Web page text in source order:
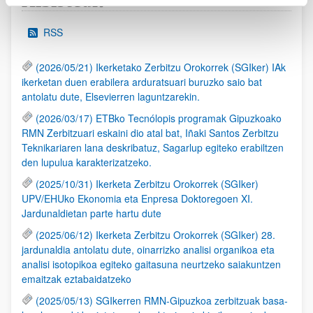
RSS
(2026/05/21) Ikerketako Zerbitzu Orokorrek (SGIker) IAk
ikerketan duen erabilera arduratsuari buruzko saio bat
antolatu dute, Elsevierren laguntzarekin.
(2026/03/17) ETBko Tecnólopis programak Gipuzkoako
RMN Zerbitzuari eskaini dio atal bat, Iñaki Santos Zerbitzu
Teknikariaren lana deskribatuz, Sagarlup egiteko erabiltzen
den lupulua karakterizatzeko.
(2025/10/31) Ikerketa Zerbitzu Orokorrek (SGIker)
UPV/EHUko Ekonomia eta Enpresa Doktoregoen XI.
Jardunaldietan parte hartu dute
(2025/06/12) Ikerketa Zerbitzu Orokorrek (SGIker) 28.
jardunaldia antolatu dute, oinarrizko analisi organikoa eta
analisi isotopikoa egiteko gaitasuna neurtzeko saiakuntzen
emaitzak eztabaidatzeko
(2025/05/13) SGIkerren RMN-Gipuzkoa zerbitzuak basa-